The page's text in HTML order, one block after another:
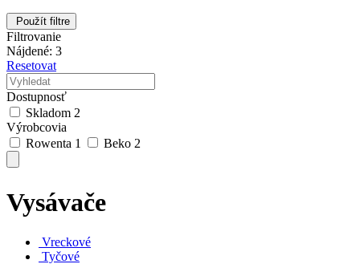
Použít filtre
Filtrovanie
Nájdené: 3
Resetovat
Dostupnosť
Skladom 2
Výrobcovia
Rowenta 1 Beko 2
Vysávače
Vreckové
Tyčové